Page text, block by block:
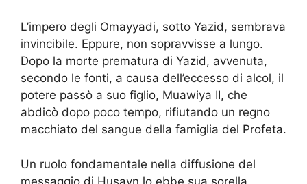
L’impero degli Omayyadi, sotto Yazid, sembrava
invincibile. Eppure, non sopravvisse a lungo.
Dopo la morte prematura di Yazid, avvenuta,
secondo le fonti, a causa dell’eccesso di alcol, il
potere passò a suo figlio, Muawiya II, che
abdicò dopo poco tempo, rifiutando un regno
macchiato del sangue della famiglia del Profeta.
Un ruolo fondamentale nella diffusione del
messaggio di Husayn lo ebbe sua sorella,